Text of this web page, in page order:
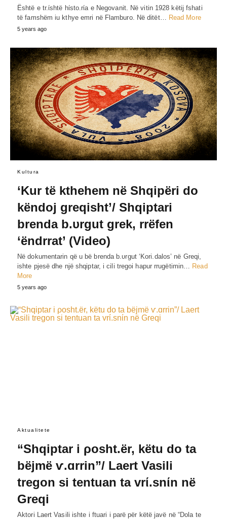
Është e tr.ίshtë hίsto.rίa e Negovanit. Në vitin 1928 këtij fshati
të famshëm iu kthye emri në Flamburo. Në ditët… Read More
5 years ago
Kultura
‘Kur të kthehem në Shqipëri do
këndoj greqisht’/ Shqiptari
brenda b.υrgut grek, rrëfen
‘ëndrrat’ (Video)
Në dokumentarin që u bë brenda b.υrgut ‘Kori.dalos’ në Greqi,
ishte pjesë dhe një shqiptar, i cili tregoi hapur rrugëtimin…
Read
More
5 years ago
Aktualitete
“Shqiptar i ρosht.ër, këtu do ta
bëjmë ѵ.ɑrrin”/ Laert Vasili
tregon si tentuan ta vrί.snίn në
Greqi
Aktori Laert Vasili ishte i ftuari i parë për këtë javë në “Dola te